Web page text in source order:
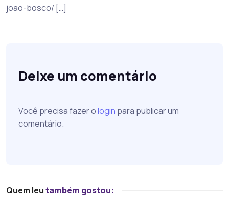
joao-bosco/ […]
Deixe um comentário
Você precisa fazer ologin para publicar um
comentário.
Quem leutambém gostou: